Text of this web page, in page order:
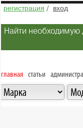
регистрация / вход
Найти необходимую
главная статьи